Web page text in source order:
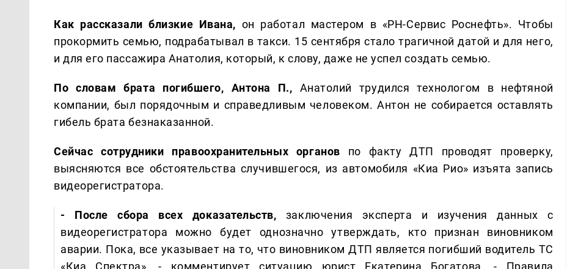
Как рассказали близкие Ивана, он работал мастером в «РН-Сервис Роснефть». Чтобы
прокормить семью, подрабатывал в такси. 15 сентября стало трагичной датой и для него,
и для его пассажира Анатолия, который, к слову, даже не успел создать семью.
По словам брата погибшего, Антона П., Анатолий трудился технологом в нефтяной
компании, был порядочным и справедливым человеком. Антон не собирается оставлять
гибель брата безнаказанной.
Сейчас сотрудники правоохранительных органов по факту ДТП проводят проверку,
выясняются все обстоятельства случившегося, из автомобиля «Киа Рио» изъята запись
видеорегистратора.
- После сбора всех доказательств, заключения эксперта и изучения данных с
видеорегистратора можно будет однозначно утверждать, кто признан виновником
аварии. Пока, все указывает на то, что виновником ДТП является погибший водитель ТС
«Киа Спектра», - комментирует ситуацию юрист Екатерина Богатова. - Правила